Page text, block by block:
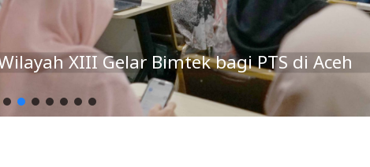
Wilayah XIII Gelar Bimtek bagi PTS di